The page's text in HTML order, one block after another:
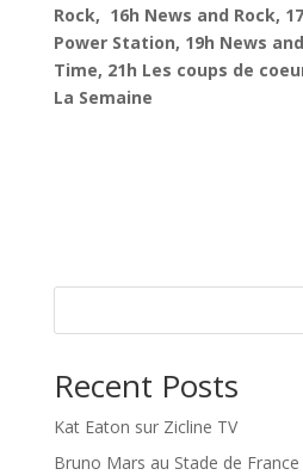
Rock, 16h News and Rock,
Power Station, 19h News
Time, 21h Les coups de
La Semaine
Recent Posts
Kat Eaton sur Zicline TV
Bruno Mars au Stade de France